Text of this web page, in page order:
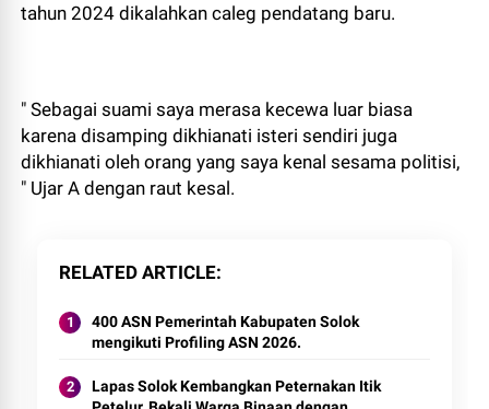
tahun 2024 dikalahkan caleg pendatang baru.
" Sebagai suami saya merasa kecewa luar biasa
karena disamping dikhianati isteri sendiri juga
dikhianati oleh orang yang saya kenal sesama politisi,
" Ujar A dengan raut kesal.
RELATED ARTICLE
400 ASN Pemerintah Kabupaten Solok
mengikuti Profiling ASN 2026.
Lapas Solok Kembangkan Peternakan Itik